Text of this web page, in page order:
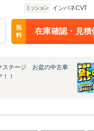
ミッション インパネCVT
無
料
在庫確認・見積
ステージ お盆の中古車
！